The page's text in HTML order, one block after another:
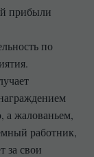
прибыли
по
а жалованьем,
работник,
за свои